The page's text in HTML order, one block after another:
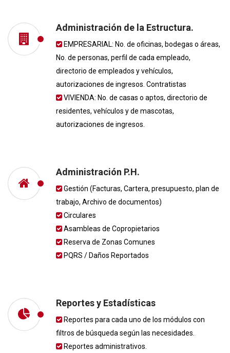
Administración de la Estructura.
EMPRESARIAL: No. de oficinas, bodegas o áreas,
No. de personas, perfil de cada empleado,
directorio de empleados y vehículos,
autorizaciones de ingresos. Contratistas
VIVIENDA: No. de casas o aptos, directorio de
residentes, vehículos y de mascotas,
autorizaciones de ingresos.
Administración P.H.
Gestión (Facturas, Cartera, presupuesto, plan de
trabajo, Archivo de documentos)
Circulares
Asambleas de Copropietarios
Reserva de Zonas Comunes
PQRS / Daños Reportados
Reportes y Estadísticas
Reportes para cada uno de los módulos con
filtros de búsqueda según las necesidades.
Reportes administrativos.